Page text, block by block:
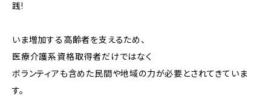
践!
いま増加する高齢者を支えるため、
医療介護系資格取得者だけではなく
ボランティアも含めた民間や地域の力が必要とされてきていま
す。